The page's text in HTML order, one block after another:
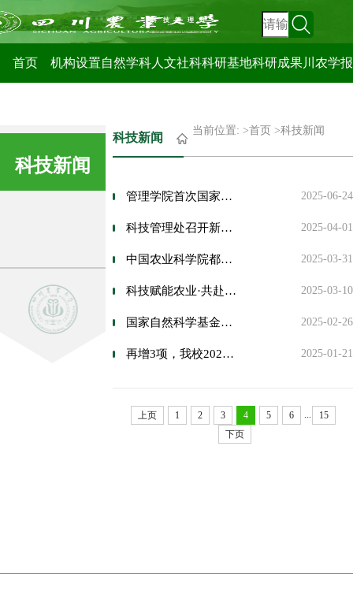
科技管理处
首页 机构设置自然学科人文社科科研基地科研成果川农学报
科技新闻
科技新闻
当前位置: >首页 >科技新闻
2025-06-24
管理学院首次国家社科基金项目开题报告会举行
2025-04-01
科技管理处召开新学期工作会议
2025-03-31
中国农业科学院都市农业研究所来校调研交流科研工作
2025-03-10
科技赋能农业·共赴春日之约
2025-02-26
国家自然科学基金委创新群体项目与重大项目启动会举行
2025-01-21
再增3项，我校2024年国家社科基金立项数创历史新高
上页 1 2 3 4 5 6 ...
15
下页